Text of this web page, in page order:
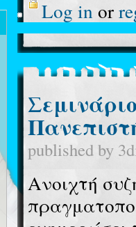
Log in or
published by
Ανοιχτή